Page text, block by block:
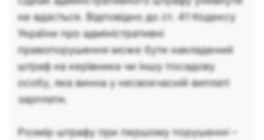
не вдасться. Відповідно до ст. 41 Кодексу
України про адміністративні
правопорушення може бути накладений
штраф на керівника чи іншу посадову
особу, яка винна у несвоєчасній виплаті
зарплати.
Розмір штрафу при першому порушенні –